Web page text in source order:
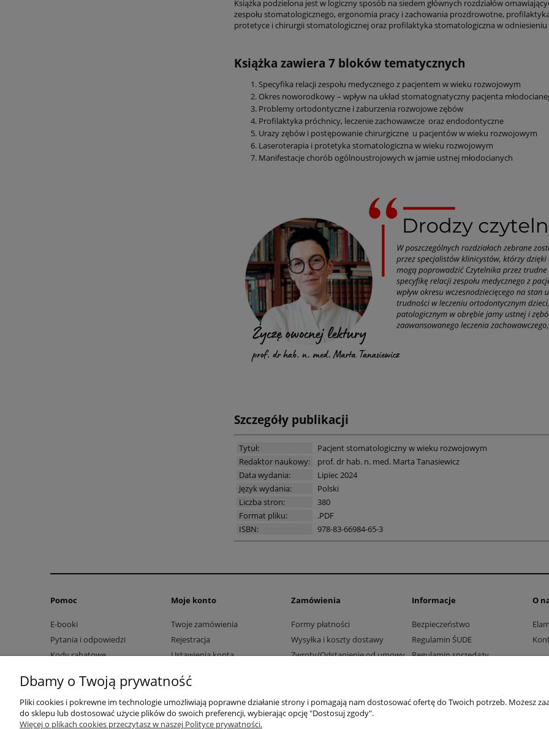
Książka podzielona jest w logiczny sposób na siedem głównych rozdziałów
zespołu stomatologicznego, ergonomia pracy i zachowania prozdrowotne,
protetyce i chirurgii stomatologicznej oraz profilaktyka stomatologiczna w
Książka zawiera 7 bloków tematycznych
Specyfika relacji zespołu medycznego z pacjentem w wieku rozwojowym
Okres noworodkowy – wpływ na układ stomatognatyczny pacjenta
Problemy ortodontyczne i zaburzenia rozwojowe zębów
Profilaktyka próchnicy, leczenie zachowawcze oraz endodontyczne
Urazy zębów i postępowanie chirurgiczne u pacjentów w wieku rozwojowym
Laseroterapia i protetyka stomatologiczna w wieku rozwojowym
Manifestacje chorób ogólnoustrojowych w jamie ustnej młodocianych
Szczegóły publikacji
Tytuł:
Pacjent stomatologiczny w wieku rozwojowym
Redaktor naukowy:
prof. dr hab. n. med. Marta Tanasiewicz
Data wydania:
Lipiec 2024
Język wydania:
Polski
Liczba stron:
380
Format pliku:
.PDF
ISBN:
978-83-66984-65-3
Pomoc
E-booki
Pytania i odpowiedzi
Kody rabatowe
Moje konto
Twoje zamówienia
Rejestracja
Ustawienia konta
Zamówienia
Formy płatności
Wysyłka i koszty dostawy
Zwroty/Odstąpienie od umowy
Informacje
Bezpieczeństwo
Regulamin ŚUDE
Regulamin sprzedaży
O
Dbamy o Twoją prywatność
Pliki cookies i pokrewne im technologie umożliwiają poprawne działanie strony i pomagają nam dostosować ofertę do Twoich potrzeb. Możesz
do sklepu lub dostosować użycie plików do swoich preferencji, wybierając opcję "Dostosuj zgody".
Więcej o plikach cookies przeczytasz w naszej Polityce prywatności.